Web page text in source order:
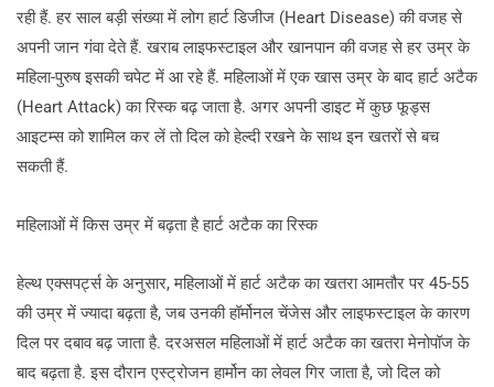
रही हैं. हर साल बड़ी संख्या में लोग हार्ट डिजीज (Heart Disease) की वजह से
अपनी जान गंवा देते हैं. खराब लाइफस्टाइल और खानपान की वजह से हर उम्र के
महिला-पुरुष इसकी चपेट में आ रहे हैं. महिलाओं में एक खास उम्र के बाद हार्ट अटैक
(Heart Attack) का रिस्क बढ़ जाता है. अगर अपनी डाइट में कुछ फूड्स
आइटम्स को शामिल कर लें तो दिल को हेल्दी रखने के साथ इन खतरों से बच
सकती हैं.
महिलाओं में किस उम्र में बढ़ता है हार्ट अटैक का रिस्क
हेल्थ एक्सपर्ट्स के अनुसार, महिलाओं में हार्ट अटैक का खतरा आमतौर पर 45-55
की उम्र में ज्यादा बढ़ता है, जब उनकी हॉर्मोनल चेंजेस और लाइफस्टाइल के कारण
दिल पर दबाव बढ़ जाता है. दरअसल महिलाओं में हार्ट अटैक का खतरा मेनोपॉज के
बाद बढ़ता है. इस दौरान एस्ट्रोजन हार्मोन का लेवल गिर जाता है, जो दिल को